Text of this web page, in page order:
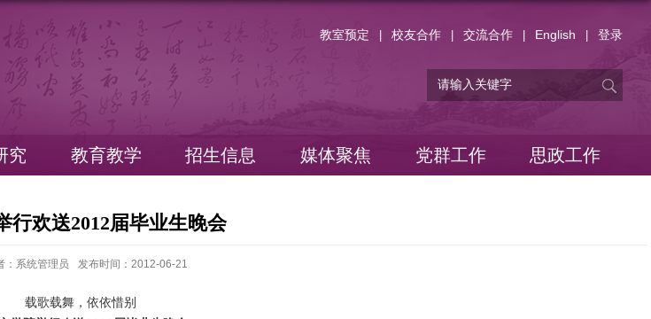
教室预定 校友合作 交流合作 English 登录
究 教育教学 招生信息 媒体聚焦 党群工作 思政工作
行欢送2012届毕业生晚会
：系统管理员 发布时间：2012-06-21
载歌载舞，依依惜别